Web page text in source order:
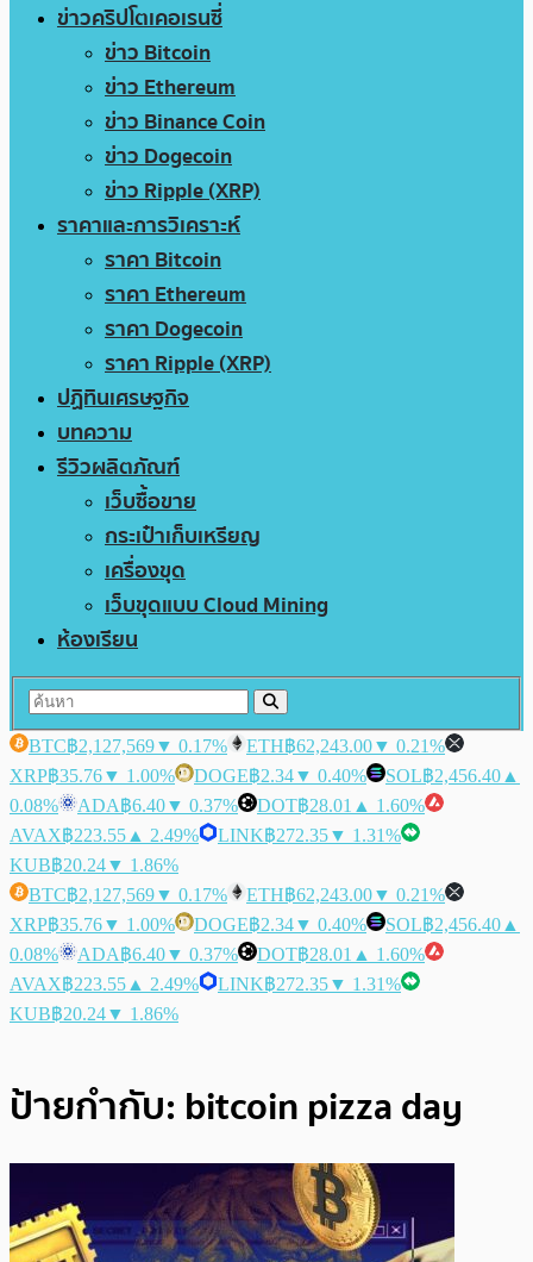
ข่าวคริปโตเคอเรนซี่
ข่าว Bitcoin
ข่าว Ethereum
ข่าว Binance Coin
ข่าว Dogecoin
ข่าว Ripple (XRP)
ราคาและการวิเคราะห์
ราคา Bitcoin
ราคา Ethereum
ราคา Dogecoin
ราคา Ripple (XRP)
ปฏิทินเศรษฐกิจ
บทความ
รีวิวผลิตภัณฑ์
เว็บซื้อขาย
กระเป๋าเก็บเหรียญ
เครื่องขุด
เว็บขุดแบบ Cloud Mining
ห้องเรียน
BTC฿2,127,569▼ 0.17% ETH฿62,243.00▼ 0.21%
XRP฿35.76▼ 1.00% DOGE฿2.34▼ 0.40% SOL฿2,456.40 ▲
0.08%
ADA฿6.40▼ 0.37% DOT฿28.01 ▲ 1.60%
AVAX฿223.55 ▲ 2.49% LINK฿272.35▼ 1.31%
KUB฿20.24▼ 1.86%
BTC฿2,127,569▼ 0.17% ETH฿62,243.00▼ 0.21%
XRP฿35.76▼ 1.00% DOGE฿2.34▼ 0.40% SOL฿2,456.40 ▲
0.08%
ADA฿6.40▼ 0.37% DOT฿28.01 ▲ 1.60%
AVAX฿223.55 ▲ 2.49% LINK฿272.35▼ 1.31%
KUB฿20.24▼ 1.86%
ป้ายกำกับ: bitcoin pizza day